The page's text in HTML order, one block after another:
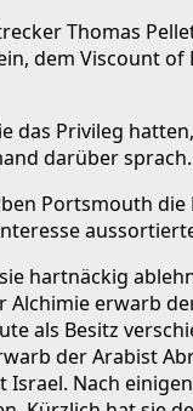
Thomas
dem Viscount
das Privileg
darüber sprach.
Portsmouth
hartnäckig
Alchimie erwarb
als Besitz
der Arabist
Israel. Nach